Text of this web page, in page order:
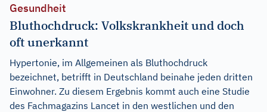
Gesundheit
Bluthochdruck: Volkskrankheit und doch
oft unerkannt
Hypertonie, im Allgemeinen als Bluthochdruck
bezeichnet, betrifft in Deutschland beinahe jeden dritten
Einwohner. Zu diesem Ergebnis kommt auch eine Studie
des Fachmagazins Lancet in den westlichen und den